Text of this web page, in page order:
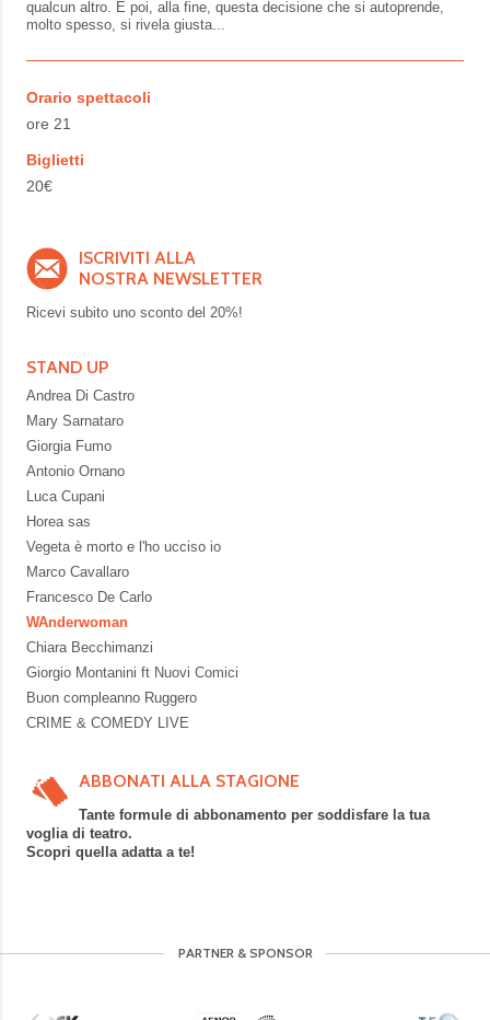
qualcun altro. E poi, alla fine, questa decisione che si autoprende,
molto spesso, si rivela giusta...
Orario spettacoli
ore 21
Biglietti
20€
ISCRIVITI ALLA
NOSTRA NEWSLETTER
Ricevi subito uno sconto del 20%!
STAND UP
Andrea Di Castro
Mary Sarnataro
Giorgia Fumo
Antonio Ornano
Luca Cupani
Horea sas
Vegeta è morto e l'ho ucciso io
Marco Cavallaro
Francesco De Carlo
WAnderwoman
Chiara Becchimanzi
Giorgio Montanini ft Nuovi Comici
Buon compleanno Ruggero
CRIME & COMEDY LIVE
ABBONATI ALLA STAGIONE
Tante formule di abbonamento per soddisfare la tua
voglia di teatro.
Scopri quella adatta a te!
PARTNER & SPONSOR